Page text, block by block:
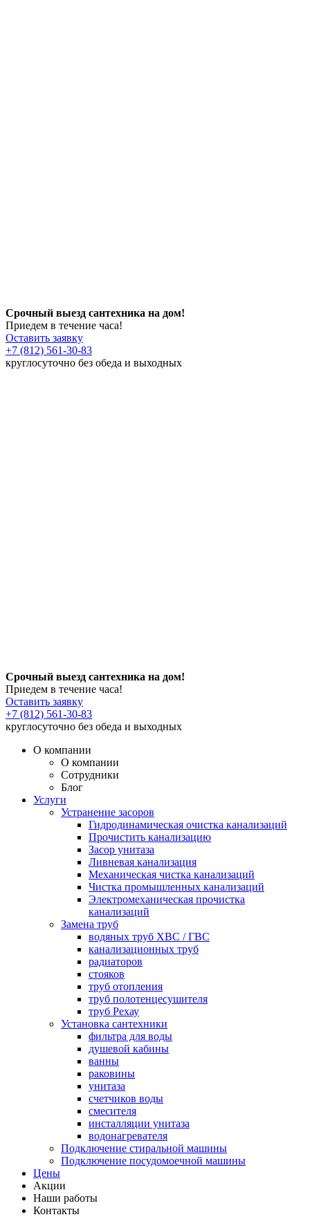
Срочный выезд сантехника на дом!
Приедем в течение часа!
Оставить заявку
+7 (812) 561-30-83
круглосуточно без обеда и выходных
Срочный выезд сантехника на дом!
Приедем в течение часа!
Оставить заявку
+7 (812) 561-30-83
круглосуточно без обеда и выходных
О компании
О компании
Сотрудники
Блог
Услуги
Устранение засоров
Гидродинамическая очистка канализаций
Прочистить канализацию
Засор унитаза
Ливневая канализация
Механическая чистка канализаций
Чистка промышленных канализаций
Электромеханическая прочистка
канализаций
Замена труб
водяных труб ХВС / ГВС
канализационных труб
радиаторов
стояков
труб отопления
труб полотенцесушителя
труб Рехау
Установка сантехники
фильтра для воды
душевой кабины
ванны
раковины
унитаза
счетчиков воды
смесителя
инсталляции унитаза
водонагревателя
Подключение стиральной машины
Подключение посудомоечной машины
Цены
Акции
Наши работы
Контакты